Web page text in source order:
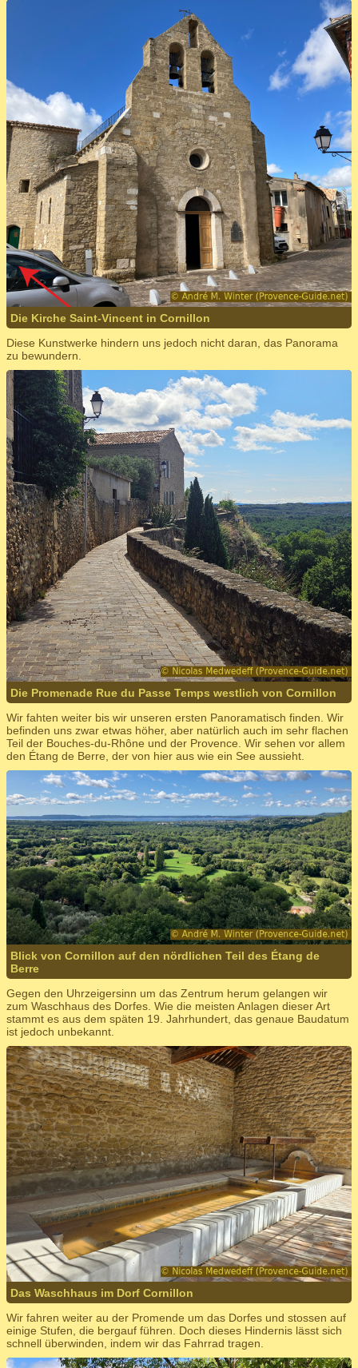
Die Kirche Saint-Vincent in Cornillon
Diese Kunstwerke hindern uns jedoch nicht daran, das Panorama
zu bewundern.
Die Promenade Rue du Passe Temps westlich von Cornillon
Wir fahten weiter bis wir unseren ersten Panoramatisch finden. Wir
befinden uns zwar etwas höher, aber natürlich auch im sehr flachen
Teil der Bouches-du-Rhône und der Provence. Wir sehen vor allem
den Étang de Berre, der von hier aus wie ein See aussieht.
Blick von Cornillon auf den nördlichen Teil des Étang de
Berre
Gegen den Uhrzeigersinn um das Zentrum herum gelangen wir
zum Waschhaus des Dorfes. Wie die meisten Anlagen dieser Art
stammt es aus dem späten 19. Jahrhundert, das genaue Baudatum
ist jedoch unbekannt.
Das Waschhaus im Dorf Cornillon
Wir fahren weiter au der Promende um das Dorfes und stossen auf
einige Stufen, die bergauf führen. Doch dieses Hindernis lässt sich
schnell überwinden, indem wir das Fahrrad tragen.